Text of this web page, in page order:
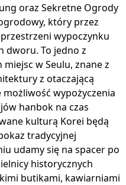
oraz Sekretne Ogrody
który przez
wypoczynku
dworu. To jedno z
w Seulu, znane z
z otaczającą
wypożyczenia
hanbok na czas
kulturą Korei będą
tradycyjnej
udamy się na spacer po
historycznych
butikami, kawiarniami